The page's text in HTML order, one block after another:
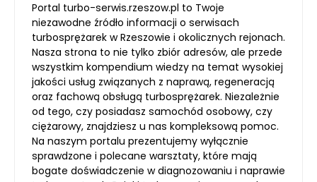
Portal turbo-serwis.rzeszow.pl to Twoje
niezawodne źródło informacji o serwisach
turbosprężarek w Rzeszowie i okolicznych rejonach.
Nasza strona to nie tylko zbiór adresów, ale przede
wszystkim kompendium wiedzy na temat wysokiej
jakości usług związanych z naprawą, regeneracją
oraz fachową obsługą turbosprężarek. Niezależnie
od tego, czy posiadasz samochód osobowy, czy
ciężarowy, znajdziesz u nas kompleksową pomoc.
Na naszym portalu prezentujemy wyłącznie
sprawdzone i polecane warsztaty, które mają
bogate doświadczenie w diagnozowaniu i naprawie